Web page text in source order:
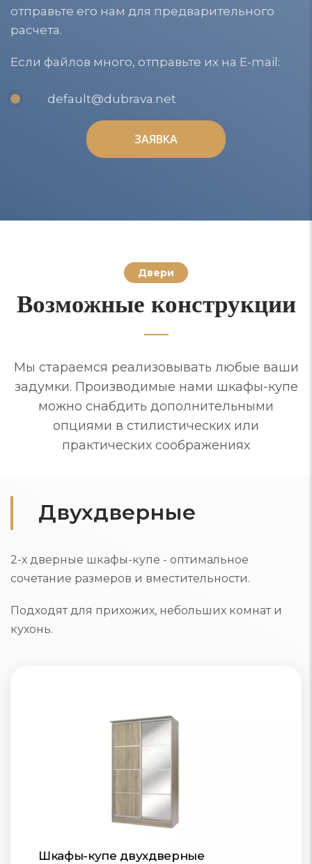
отправьте его нам для предварительного
расчета.
Если файлов много, отправьте их на E-mail:
default@dubrava.net
ЗАЯВКА
ЗАЯВКА
Двери
Возможные конструкции
Мы стараемся реализовывать любые ваши
задумки. Производимые нами шкафы-купе
можно снабдить дополнительными
опциями в стилистических или
практических соображениях
Двухдверные
2-х дверные шкафы-купе - оптимальное
сочетание размеров и вместительности.
Подходят для прихожих, небольших комнат и
кухонь.
Шкафы-купе двухдверные